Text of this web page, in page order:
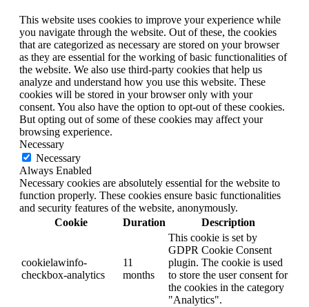
This website uses cookies to improve your experience while
you navigate through the website. Out of these, the cookies
that are categorized as necessary are stored on your browser
as they are essential for the working of basic functionalities of
the website. We also use third-party cookies that help us
analyze and understand how you use this website. These
cookies will be stored in your browser only with your
consent. You also have the option to opt-out of these cookies.
But opting out of some of these cookies may affect your
browsing experience.
Necessary
Necessary
Always Enabled
Necessary cookies are absolutely essential for the website to
function properly. These cookies ensure basic functionalities
and security features of the website, anonymously.
Cookie
Duration Description
cookielawinfo-
checkbox-analytics
11
months
This cookie is set by
GDPR Cookie Consent
plugin. The cookie is used
to store the user consent for
the cookies in the category
"Analytics".